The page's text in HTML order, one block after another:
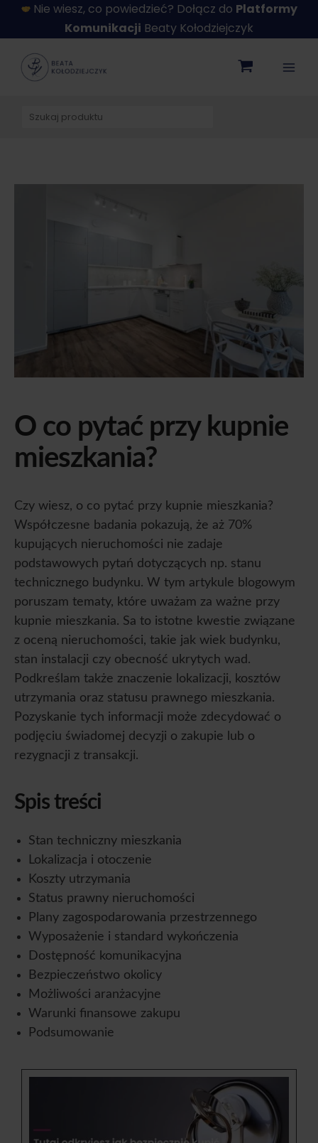
PrzejdźNie wiesz, co powiedzieć? Dołącz do Platformy
Komunikacji Beaty Kołodziejczyk
Szukaj
O co pytać przy kupnie
mieszkania?
Czy wiesz, o co pytać przy kupnie mieszkania?
Współczesne badania pokazują, że aż 70%
kupujących nieruchomości nie zadaje
podstawowych pytań dotyczących np. stanu
technicznego budynku. W tym artykule blogowym
poruszam tematy, które uważam za ważne przy
kupnie mieszkania. Sa to istotne kwestie związane
z oceną nieruchomości, takie jak wiek budynku,
stan instalacji czy obecność ukrytych wad.
Podkreślam także znaczenie lokalizacji, kosztów
utrzymania oraz statusu prawnego mieszkania.
Pozyskanie tych informacji może zdecydować o
podjęciu świadomej decyzji o zakupie lub o
rezygnacji z transakcji.
Spis treści
Stan techniczny mieszkania
Lokalizacja i otoczenie
Koszty utrzymania
Status prawny nieruchomości
Plany zagospodarowania przestrzennego
Wyposażenie i standard wykończenia
Dostępność komunikacyjna
Bezpieczeństwo okolicy
Możliwości aranżacyjne
Warunki finansowe zakupu
Podsumowanie